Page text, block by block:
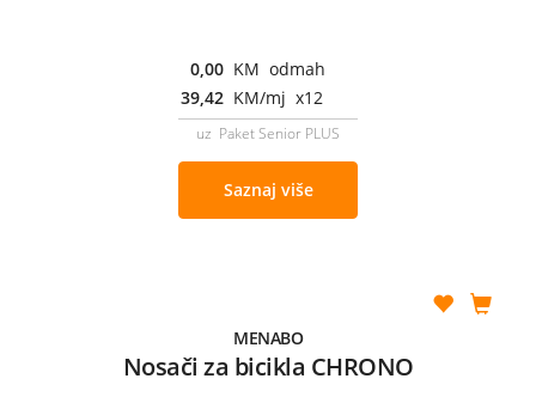
0,00 KM odmah
39,42 KM/mj x12
uz Paket Senior PLUS
Saznaj više
MENABO
Nosači za bicikla CHRONO